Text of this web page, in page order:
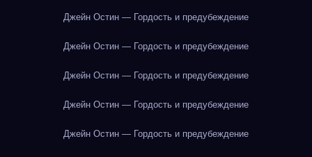
Джейн Остин — Гордость и предубеждение
Джейн Остин — Гордость и предубеждение
Джейн Остин — Гордость и предубеждение
Джейн Остин — Гордость и предубеждение
Джейн Остин — Гордость и предубеждение